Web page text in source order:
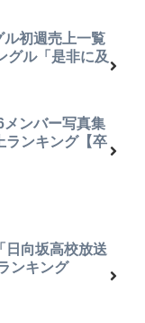
ル初週売上一覧
グル「是非に及
メンバー写真集
ランキング【卒
日向坂高校放送
ンキング